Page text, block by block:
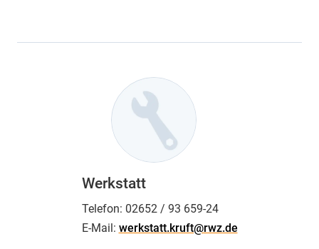
Werkstatt
Telefon: 02652 / 93 659-24
E-Mail: werkstatt.kruft@rwz.de